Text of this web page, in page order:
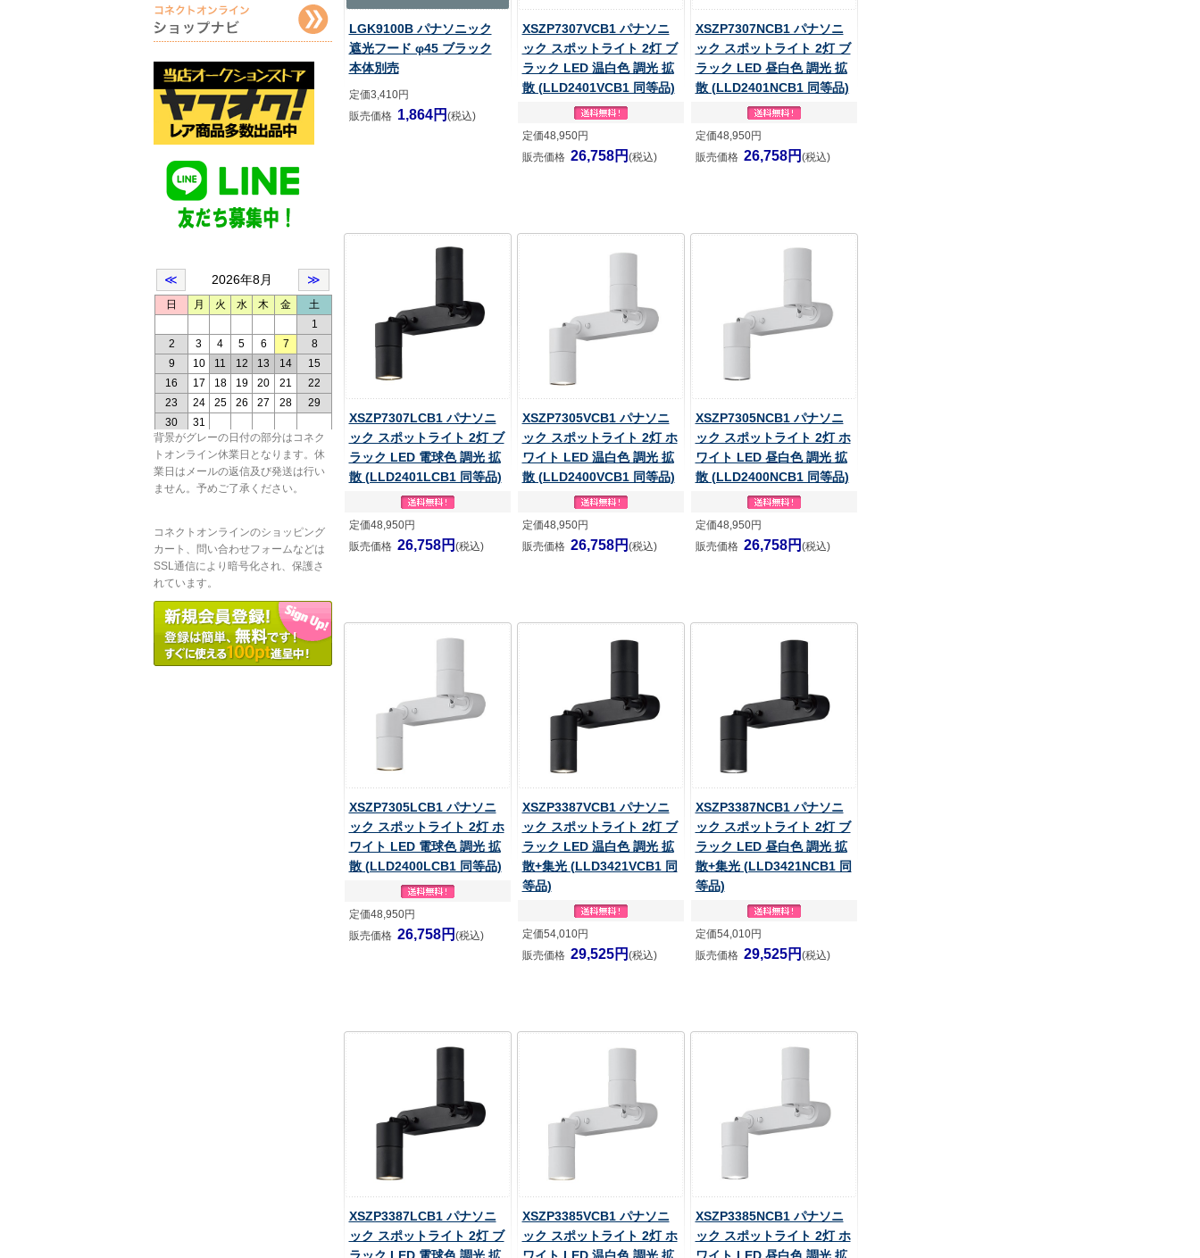
背景がグレーの日付の部分はコネク
トオンライン休業日となります。休
業日はメールの返信及び発送は行い
ません。予めご了承ください。
コネクトオンラインのショッピング
カート、問い合わせフォームなどは
SSL通信により暗号化され、保護さ
れています。
LGK9100B パナソニック
遮光フード φ45 ブラック
本体別売
定価3,410円
販売価格 1,864円 (税込)
XSZP7307VCB1 パナソニ
ック スポットライト 2灯 ブ
ラック LED 温白色 調光 拡
散 (LLD2401VCB1 同等品)
定価48,950円
販売価格 26,758円 (税込)
XSZP7307NCB1 パナソニ
ック スポットライト 2灯 ブ
ラック LED 昼白色 調光 拡
散 (LLD2401NCB1 同等品)
定価48,950円
販売価格 26,758円 (税込)
XSZP7307LCB1 パナソニ
ック スポットライト 2灯 ブ
ラック LED 電球色 調光 拡
散 (LLD2401LCB1 同等品)
定価48,950円
販売価格 26,758円 (税込)
XSZP7305VCB1 パナソニ
ック スポットライト 2灯 ホ
ワイト LED 温白色 調光 拡
散 (LLD2400VCB1 同等品)
定価48,950円
販売価格 26,758円 (税込)
XSZP7305NCB1 パナソニ
ック スポットライト 2灯 ホ
ワイト LED 昼白色 調光 拡
散 (LLD2400NCB1 同等品)
定価48,950円
販売価格 26,758円 (税込)
XSZP7305LCB1 パナソニ
ック スポットライト 2灯 ホ
ワイト LED 電球色 調光 拡
散 (LLD2400LCB1 同等品)
定価48,950円
販売価格 26,758円 (税込)
XSZP3387VCB1 パナソニ
ック スポットライト 2灯 ブ
ラック LED 温白色 調光 拡
散+集光 (LLD3421VCB1 同
等品)
定価54,010円
販売価格 29,525円 (税込)
XSZP3387NCB1 パナソニ
ック スポットライト 2灯 ブ
ラック LED 昼白色 調光 拡
散+集光 (LLD3421NCB1 同
等品)
定価54,010円
販売価格 29,525円 (税込)
XSZP3387LCB1 パナソニ
ック スポットライト 2灯 ブ
XSZP3385VCB1 パナソニ
ック スポットライト 2灯 ホ
XSZP3385NCB1 パナソニ
ック スポットライト 2灯 ホ